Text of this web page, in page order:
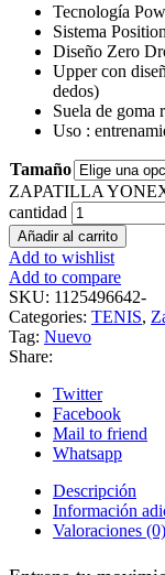
Tecnología
Sistema
Diseño Zero
Upper con
dedos)
Suela de goma
Uso :
Tamaño
ZAPATILLA
cantidad
Añadir al carrito
Add to wishlist
Add to compare
SKU: 1125496642-
Categories: TENIS,
Tag: Nuevo
Share:
Twitter
Facebook
Mail to friend
Whatsapp
Descripción
Información
Valoraciones (0)